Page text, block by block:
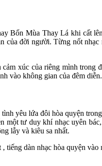
Mùa Thay Lá khi cất
của đời người. Từng nốt
xúc của riêng mình
vào không gian của đêm diễn.
yêu lứa đôi hòa quyện
tư duy khí nhạc uyên
lẫy và kiêu sa nhất.
dàn nhạc hòa quyện vào